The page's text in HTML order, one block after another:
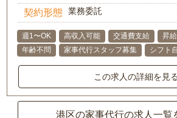
契約形態 業務委託
週1〜OK 高収入可能 交通費支給 昇
年齢不問
家事代行スタッフ募集 シフト
この求人の詳細を見
港区の家事代行の求人一覧